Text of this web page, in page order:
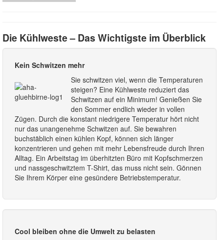
Die Kühlweste – Das Wichtigste im Überblick
Kein Schwitzen mehr
Sie schwitzen viel, wenn die Temperaturen
steigen? Eine Kühlweste reduziert das
Schwitzen auf ein Minimum! Genießen Sie
den Sommer endlich wieder in vollen
Zügen. Durch die konstant niedrigere Temperatur hört nicht
nur das unangenehme Schwitzen auf. Sie bewahren
buchstäblich einen kühlen Kopf, können sich länger
konzentrieren und gehen mit mehr Lebensfreude durch Ihren
Alltag. Ein Arbeitstag im überhitzten Büro mit Kopfschmerzen
und nassgeschwitztem T-Shirt, das muss nicht sein. Gönnen
Sie Ihrem Körper eine gesündere Betriebstemperatur.
Cool bleiben ohne die Umwelt zu belasten